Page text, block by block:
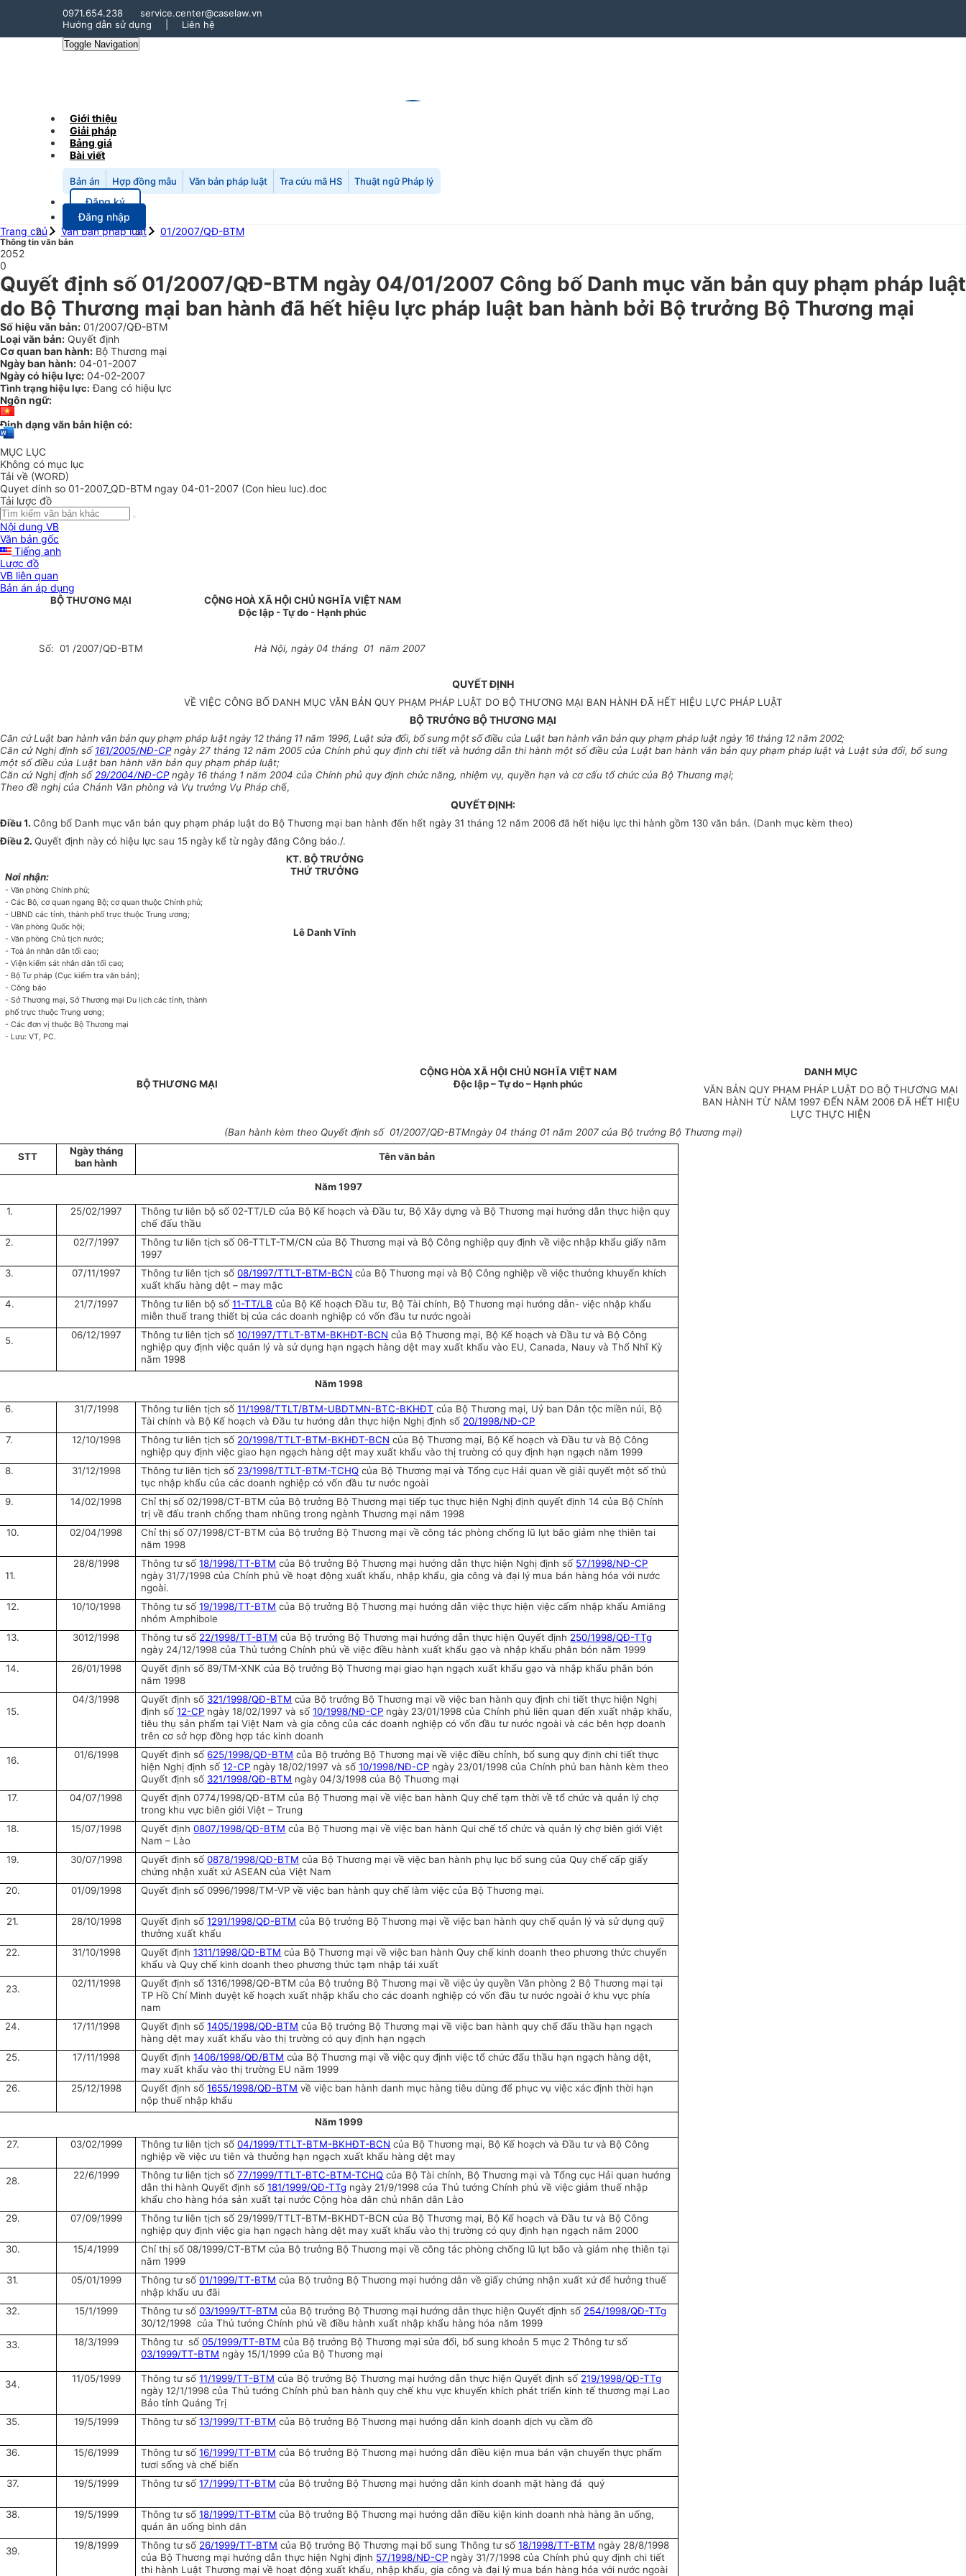
0971.654.238
service.center@caselaw.vn
Hướng dẫn sử dụng
Liên hệ
Toggle Navigation
Giới thiệu
Giải pháp
Bảng giá
Bài viết
Bản án Hợp đồng mẫu Văn bản pháp luật Tra cứu mã HS Thuật ngữ Pháp lý
Đăng ký
Đăng nhập
Trang chủ
Văn bản pháp luật 01/2007/QĐ-BTM
Thông tin văn bản
2052
0
Quyết định số 01/2007/QĐ-BTM ngày 04/01/2007 Công bố Danh mục văn bản quy phạm pháp luật
do Bộ Thương mại ban hành đã hết hiệu lực pháp luật ban hành bởi Bộ trưởng Bộ Thương mại
Số hiệu văn bản: 01/2007/QĐ-BTM
Loại văn bản: Quyết định
Cơ quan ban hành: Bộ Thương mại
Ngày ban hành: 04-01-2007
Ngày có hiệu lực: 04-02-2007
Tình trạng hiệu lực: Đang có hiệu lực
Ngôn ngữ:
Định dạng văn bản hiện có:
MỤC LỤC
Không có mục lục
Tải về (WORD)
Quyet dinh so 01-2007_QD-BTM ngay 04-01-2007 (Con hieu luc).doc
Tải lược đồ
Nội dung VB
Văn bản gốc
Tiếng anh
Lược đồ
VB liên quan
Bản án áp dụng
BỘ THƯƠNG MẠI
CỘNG HOÀ XÃ HỘI CHỦ NGHĨA VIỆT NAM
Độc lập - Tự do - Hạnh phúc
Số: 01 /2007/QĐ-BTM Hà Nội, ngày 04 tháng 01 năm 2007
QUYẾT ĐỊNH
VỀ VIỆC CÔNG BỐ DANH MỤC VĂN BẢN QUY PHẠM PHÁP LUẬT DO BỘ THƯƠNG MẠI BAN HÀNH ĐÃ HẾT HIỆU LỰC PHÁP LUẬT
BỘ TRƯỞNG BỘ THƯƠNG MẠI
Căn cứ Luật ban hành văn bản quy phạm pháp luật ngày 12 tháng 11 năm 1996, Luật sửa đổi, bổ sung một số điều của Luật ban hành văn bản quy phạm pháp luật ngày 16 tháng 12 năm 2002;
Căn cứ Nghị định số 161/2005/NĐ-CPngày 27 tháng 12 năm 2005 của Chính phủ quy định chi tiết và hướng dẫn thi hành một số điều của Luật ban hành văn bản quy phạm pháp luật và Luật sửa đổi, bổ sung
một số điều của Luật ban hành văn bản quy phạm pháp luật;
Căn cứ Nghị định số 29/2004/NĐ-CPngày 16 tháng 1 năm 2004 của Chính phủ quy định chức năng, nhiệm vụ, quyền hạn và cơ cấu tổ chức của Bộ Thương mại;
Theo đề nghị của Chánh Văn phòng và Vụ trưởng Vụ Pháp chế,
QUYẾT ĐỊNH:
Điều 1. Công bố Danh mục văn bản quy phạm pháp luật do Bộ Thương mại ban hành đến hết ngày 31 tháng 12 năm 2006 đã hết hiệu lực thi hành gồm 130 văn bản. (Danh mục kèm theo)
Điều 2. Quyết định này có hiệu lực sau 15 ngày kể từ ngày đăng Công báo./.
Nơi nhận:
- Văn phòng Chính phủ;
- Các Bộ, cơ quan ngang Bộ; cơ quan thuộc Chính phủ;
- UBND các tỉnh, thành phố trực thuộc Trung ương;
- Văn phòng Quốc hội;
- Văn phòng Chủ tịch nước;
- Toà án nhân dân tối cao;
- Viện kiểm sát nhân dân tối cao;
- Bộ Tư pháp (Cục kiểm tra văn bản);
- Công báo
- Sở Thương mại, Sở Thương mại Du lịch các tỉnh, thành
phố trực thuộc Trung ương;
- Các đơn vị thuộc Bộ Thương mại
- Lưu: VT, PC.
KT. BỘ TRƯỞNG
THỨ TRƯỞNG
Lê Danh Vĩnh
BỘ THƯƠNG MẠI
CỘNG HÒA XÃ HỘI CHỦ NGHĨA VIỆT NAM
Độc lập – Tự do – Hạnh phúc
DANH MỤC
VĂN BẢN QUY PHẠM PHÁP LUẬT DO BỘ THƯƠNG MẠI
BAN HÀNH TỪ NĂM 1997 ĐẾN NĂM 2006 ĐÃ HẾT HIỆU
LỰC THỰC HIỆN
(Ban hành kèm theo Quyết định số 01/2007/QĐ-BTMngày 04 tháng 01 năm 2007 của Bộ trưởng Bộ Thương mại)
STT
Ngày tháng
ban hành
Tên văn bản
Năm 1997
1. 25/02/1997
Thông tư liên bộ số 02-TT/LĐ của Bộ Kế hoạch và Đầu tư, Bộ Xây dựng và Bộ Thương mại hướng dẫn thực hiện quy
chế đấu thầu
2.
02/7/1997
Thông tư liên tịch số 06-TTLT-TM/CN của Bộ Thương mại và Bộ Công nghiệp quy định về việc nhập khẩu giấy năm
1997
3.
07/11/1997 Thông tư liên tịch số08/1997/TTLT-BTM-BCN của Bộ Thương mại và Bộ Công nghiệp về việc thưởng khuyến khích
xuất khẩu hàng dệt – may mặc
4.
21/7/1997 Thông tư liên bộ số11-TT/LB của Bộ Kế hoạch Đầu tư, Bộ Tài chính, Bộ Thương mại hướng dẫn- việc nhập khẩu
miễn thuế trang thiết bị của các doanh nghiệp có vốn đầu tư nước ngoài
5. 06/12/1997 Thông tư liên tịch số10/1997/TTLT-BTM-BKHĐT-BCN của Bộ Thương mại, Bộ Kế hoạch và Đầu tư và Bộ Công
nghiệp quy định việc quản lý và sử dụng hạn ngạch hàng dệt may xuất khẩu vào EU, Canada, Nauy và Thổ Nhĩ Kỳ
năm 1998
Năm 1998
6. 31/7/1998 Thông tư liên tịch số11/1998/TTLT/BTM-UBDTMN-BTC-BKHĐT của Bộ Thương mại, Uỷ ban Dân tộc miền núi, Bộ
Tài chính và Bộ Kế hoạch và Đầu tư hướng dẫn thực hiện Nghị định số 20/1998/NĐ-CP
7.
12/10/1998 Thông tư liên tịch số 20/1998/TTLT-BTM-BKHĐT-BCN của Bộ Thương mại, Bộ Kế hoạch và Đầu tư và Bộ Công
nghiệp quy định việc giao hạn ngạch hàng dệt may xuất khẩu vào thị trường có quy định hạn ngạch năm 1999
8.
31/12/1998 Thông tư liên tịch số 23/1998/TTLT-BTM-TCHQ của Bộ Thương mại và Tổng cục Hải quan về giải quyết một số thủ
tục nhập khẩu của các doanh nghiệp có vốn đầu tư nước ngoài
9.
14/02/1998
Chỉ thị số 02/1998/CT-BTM của Bộ trưởng Bộ Thương mại tiếp tục thực hiện Nghị định quyết định 14 của Bộ Chính
trị về đấu tranh chống tham nhũng trong ngành Thương mại năm 1998
10.
02/04/1998
Chỉ thị số 07/1998/CT-BTM của Bộ trưởng Bộ Thương mại về công tác phòng chống lũ lụt bão giảm nhẹ thiên tai
năm 1998
11.
28/8/1998 Thông tư số18/1998/TT-BTM của Bộ trưởng Bộ Thương mại hướng dẫn thực hiện Nghị định số 57/1998/NĐ-CP
ngày 31/7/1998 của Chính phủ về hoạt động xuất khẩu, nhập khẩu, gia công và đại lý mua bán hàng hóa với nước
ngoài.
12.
10/10/1998 Thông tư số19/1998/TT-BTM của Bộ trưởng Bộ Thương mại hướng dẫn việc thực hiện việc cấm nhập khẩu Amiăng
nhóm Amphibole
13.
3012/1998 Thông tư số 22/1998/TT-BTM của Bộ trưởng Bộ Thương mại hướng dẫn thực hiện Quyết định 250/1998/QĐ-TTg
ngày 24/12/1998 của Thủ tướng Chính phủ về việc điều hành xuất khẩu gạo và nhập khẩu phân bón năm 1999
14.
26/01/1998
Quyết định số 89/TM-XNK của Bộ trưởng Bộ Thương mại giao hạn ngạch xuất khẩu gạo và nhập khẩu phân bón
năm 1998
15.
04/3/1998 Quyết định số 321/1998/QĐ-BTM của Bộ trưởng Bộ Thương mại về việc ban hành quy định chi tiết thực hiện Nghị
định số12-CP ngày 18/02/1997 và số10/1998/NĐ-CP ngày 23/01/1998 của Chính phủ liên quan đến xuất nhập khẩu,
tiêu thụ sản phẩm tại Việt Nam và gia công của các doanh nghiệp có vốn đầu tư nước ngoài và các bên hợp doanh
trên cơ sở hợp đồng hợp tác kinh doanh
16. 01/6/1998 Quyết định số625/1998/QĐ-BTM của Bộ trưởng Bộ Thương mại về việc điều chỉnh, bổ sung quy định chi tiết thực
hiện Nghị định số12-CP ngày 18/02/1997 và số10/1998/NĐ-CP ngày 23/01/1998 của Chính phủ ban hành kèm theo
Quyết định số 321/1998/QĐ-BTM ngày 04/3/1998 của Bộ Thuơng mại
17.
04/07/1998
Quyết định 0774/1998/QĐ-BTM của Bộ Thương mại về việc ban hành Quy chế tạm thời về tổ chức và quản lý chợ
trong khu vực biên giới Việt – Trung
18.
15/07/1998 Quyết định0807/1998/QĐ-BTM của Bộ Thương mại về việc ban hành Qui chế tổ chức và quản lý chợ biên giới Việt
Nam – Lào
19.
30/07/1998 Quyết định số0878/1998/QĐ-BTM của Bộ Thương mại về việc ban hành phụ lục bổ sung của Quy chế cấp giấy
chứng nhận xuất xứ ASEAN của Việt Nam
20.
01/09/1998 Quyết định số 0996/1998/TM-VP về việc ban hành quy chế làm việc của Bộ Thương mại.
21. 28/10/1998 Quyết định số1291/1998/QĐ-BTM của Bộ trưởng Bộ Thương mại về việc ban hành quy chế quản lý và sử dụng quỹ
thưởng xuất khẩu
22.
31/10/1998 Quyết định1311/1998/QĐ-BTM của Bộ Thương mại về việc ban hành Quy chế kinh doanh theo phương thức chuyển
khẩu và Quy chế kinh doanh theo phương thức tạm nhập tái xuất
23. 02/11/1998
Quyết định số 1316/1998/QĐ-BTM của Bộ trưởng Bộ Thương mại về việc ủy quyền Văn phòng 2 Bộ Thương mại tại
TP Hồ Chí Minh duyệt kế hoạch xuất nhập khẩu cho các doanh nghiệp có vốn đầu tư nước ngoài ở khu vực phía
nam
24.
17/11/1998 Quyết định số1405/1998/QĐ-BTM của Bộ trưởng Bộ Thương mại về việc ban hành quy chế đấu thầu hạn ngạch
hàng dệt may xuất khẩu vào thị trường có quy định hạn ngạch
25.
17/11/1998 Quyết định1406/1998/QĐ/BTM của Bộ Thương mại về việc quy định việc tổ chức đấu thầu hạn ngạch hàng dệt,
may xuất khẩu vào thị trường EU năm 1999
26.
25/12/1998 Quyết định số1655/1998/QĐ-BTM về việc ban hành danh mục hàng tiêu dùng để phục vụ việc xác định thời hạn
nộp thuế nhập khẩu
Năm 1999
27.
03/02/1999 Thông tư liên tịch số04/1999/TTLT-BTM-BKHĐT-BCN của Bộ Thương mại, Bộ Kế hoạch và Đầu tư và Bộ Công
nghiệp về việc ưu tiên và thưởng hạn ngạch xuất khẩu hàng dệt may
28. 22/6/1999 Thông tư liên tịch số77/1999/TTLT-BTC-BTM-TCHQ của Bộ Tài chính, Bộ Thương mại và Tổng cục Hải quan hướng
dẫn thi hành Quyết định số181/1999/QĐ-TTg ngày 21/9/1998 của Thủ tướng Chính phủ về việc giảm thuế nhập
khẩu cho hàng hóa sản xuất tại nước Cộng hòa dân chủ nhân dân Lào
29.
07/09/1999
Thông tư liên tịch số 29/1999/TTLT-BTM-BKHDT-BCN của Bộ Thương mại, Bộ Kế hoạch và Đầu tư và Bộ Công
nghiệp quy định việc gia hạn ngạch hàng dệt may xuất khẩu vào thị trường có quy định hạn ngạch năm 2000
30.
15/4/1999
Chỉ thị số 08/1999/CT-BTM của Bộ trưởng Bộ Thương mại về công tác phòng chống lũ lụt bão và giảm nhẹ thiên tại
năm 1999
31.
05/01/1999 Thông tư số01/1999/TT-BTM của Bộ trưởng Bộ Thương mại hướng dẫn về giấy chứng nhận xuất xứ để hưởng thuế
nhập khẩu ưu đãi
32.
15/1/1999 Thông tư số03/1999/TT-BTM của Bộ trưởng Bộ Thương mại hướng dẫn thực hiện Quyết định số 254/1998/QĐ-TTg
30/12/1998 của Thủ tướng Chính phủ về điều hành xuất nhập khẩu hàng hóa năm 1999
33.
18/3/1999 Thông tư số05/1999/TT-BTM của Bộ trưởng Bộ Thương mại sửa đổi, bổ sung khoản 5 mục 2 Thông tư số
03/1999/TT-BTM ngày 15/1/1999 của Bộ Thương mại
34. 11/05/1999 Thông tư số11/1999/TT-BTM của Bộ trưởng Bộ Thương mại hướng dẫn thực hiện Quyết định số 219/1998/QĐ-TTg
ngày 12/1/1998 của Thủ tướng Chính phủ ban hành quy chế khu vực khuyến khích phát triển kinh tế thương mại Lao
Bảo tỉnh Quảng Trị
35.
19/5/1999 Thông tư số13/1999/TT-BTM của Bộ trưởng Bộ Thương mại hướng dẫn kinh doanh dịch vụ cầm đồ
36. 15/6/1999 Thông tư số16/1999/TT-BTM của Bộ trưởng Bộ Thương mại hướng dẫn điều kiện mua bán vận chuyển thực phẩm
tươi sống và chế biến
37.
19/5/1999 Thông tư số17/1999/TT-BTM của Bộ trưởng Bộ Thương mại hướng dẫn kinh doanh mặt hàng đá quý
38. 19/5/1999 Thông tư số18/1999/TT-BTM của Bộ trưởng Bộ Thương mại hướng dẫn điều kiện kinh doanh nhà hàng ăn uống,
quán ăn uống bình dân
39. 19/8/1999 Thông tư số 26/1999/TT-BTM của Bộ trưởng Bộ Thương mại bổ sung Thông tư số18/1998/TT-BTM ngày 28/8/1998
của Bộ Thương mại hướng dẫn thực hiện Nghị định 57/1998/NĐ-CP ngày 31/7/1998 của Chính phủ quy định chi tiết
thi hành Luật Thương mại về hoạt động xuất khẩu, nhập khẩu, gia công và đại lý mua bán hàng hóa với nước ngoài